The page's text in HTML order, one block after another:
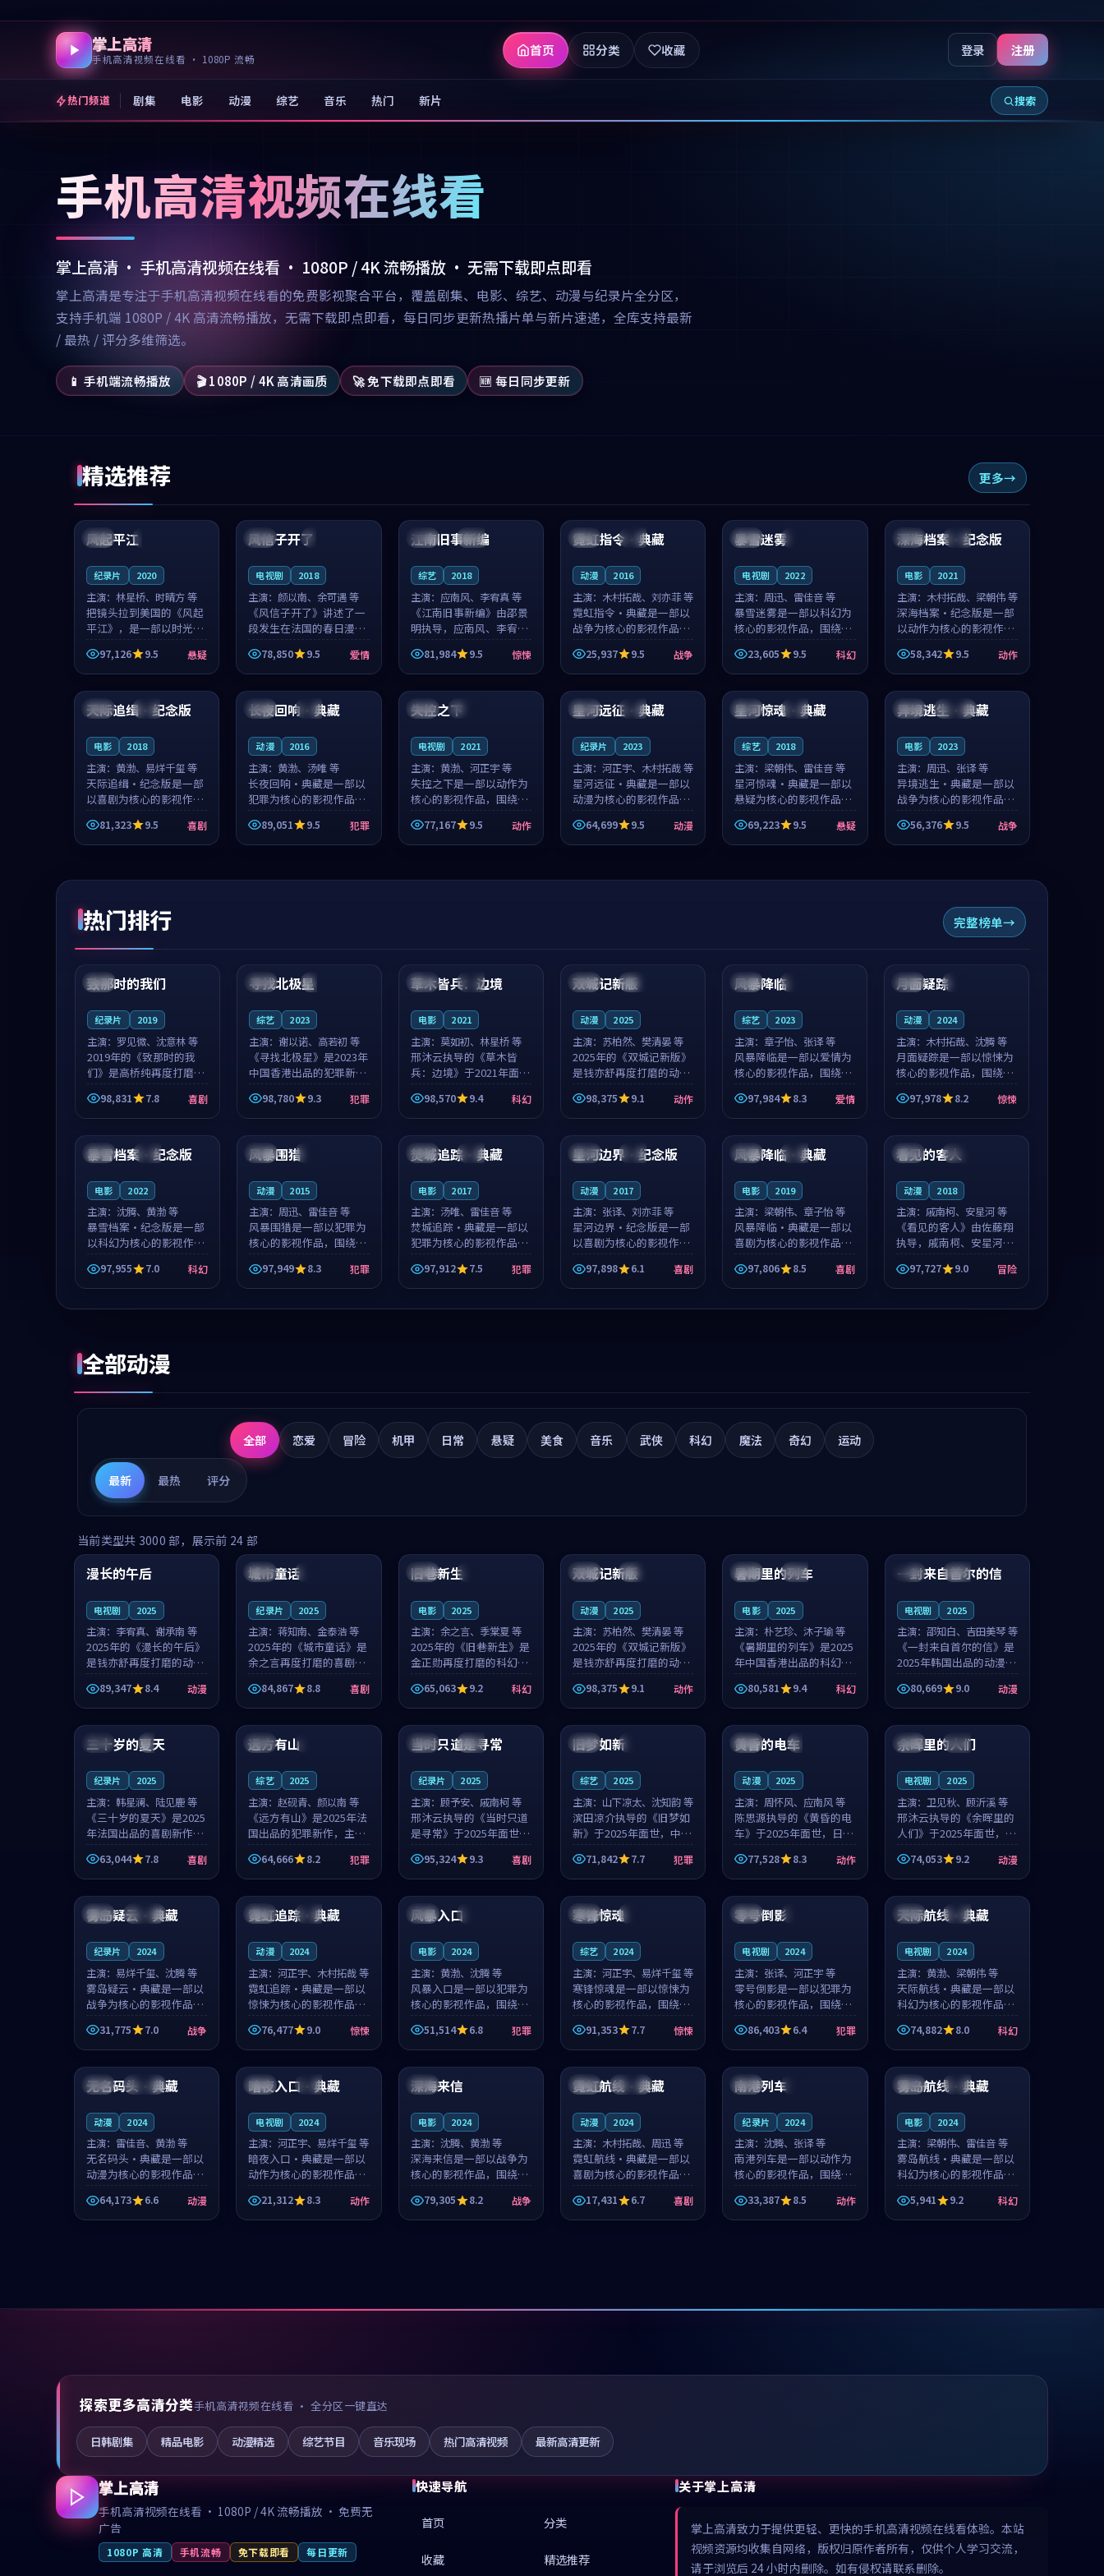
掌上高清
手机高清视频在线看 · 1080P 流畅
首页 分类 收藏 登录 注册
热门频道 剧集 电影 动漫 综艺 音乐 热门 新片 搜索
手机高清视频在线看
掌上高清 · 手机高清视频在线看 · 1080P / 4K 流畅播放 · 无需下载即点即看
掌上高清是专注于手机高清视频在线看的免费影视聚合平台，覆盖剧集、电影、综艺、动漫与纪录片全分区，
支持手机端 1080P / 4K 高清流畅播放，无需下载即点即看，每日同步更新热播片单与新片速递，全库支持最新
/ 最热 / 评分多维筛选。
📱 手机端流畅播放 🎬 1080P / 4K 高清画质 🚀 免下载即点即看 🆕 每日同步更新
精选推荐 更多
美国
99:07
风起平江
纪录片 2020
主演： 林星桥、时晴方 等
把镜头拉到美国的《风起
平江》，是一部以时光记
忆为底色的悬疑作品。林
星桥和时晴方贡献了2020
年颇受关注的合作演出，
影片在情感层次与现实质
感之间游...
97,126 9.5 悬疑
法国 4K
99:21
风信子开了
电视剧 2018
主演：颜以南、余可遇 等
《风信子开了》讲述了一
段发生在法国的春日漫步
故事。颜以南饰演的主角
与余可遇的角色因一场意
外卷入更深的纠葛，爱情
元素贯穿始终，节奏稳健
而富有张力，...
78,850 9.5 爱情
日本 院线
99:53
江南旧事新编
综艺 2018
主演： 应南风、李宥真 等
《江南旧事新编》由邵景
明执导，应南风、李宥真
领衔主演，是一部2018年
上映的日本惊悚综艺。影
片以邻里温情为切入，呈
现一段从初遇到告别都浸
着真实情...
81,984 9.5 惊悚
法国 杜比
99:31
霓虹指令·典藏
动漫 2016
主演： 木村拓哉、刘亦菲 等
霓虹指令·典藏是一部以
战争为核心的影视作品，
围绕危机、反转与人物成
长展开，整体节奏紧凑，
值得推荐观看。
25,937 9.5 战争
法国
99:57
暴雪迷雾
电视剧 2022
主演：周迅、雷佳音 等
暴雪迷雾是一部以科幻为
核心的影视作品，围绕危
机、反转与人物成长展
开，整体节奏紧凑，值得
推荐观看。
23,605 9.5 科幻
日本 完结
99:55
深海档案·纪念版
电影 2021
主演： 木村拓哉、梁朝伟 等
深海档案·纪念版是一部
以动作为核心的影视作
品，围绕危机、反转与人
物成长展开，整体节奏紧
凑，值得推荐观看。
58,342 9.5 动作
中国 院线
99:51
天际追缉·纪念版
电影 2018
主演： 黄渤、易烊千玺 等
天际追缉·纪念版是一部
以喜剧为核心的影视作
品，围绕危机、反转与人
物成长展开，整体节奏紧
凑，值得推荐观看。
81,323 9.5 喜剧
中国 完结
93:33
长夜回响·典藏
动漫 2016
主演：黄渤、汤唯 等
长夜回响·典藏是一部以
犯罪为核心的影视作品，
围绕危机、反转与人物成
长展开，整体节奏紧凑，
值得推荐观看。
89,051 9.5 犯罪
泰国 连载中
99:28
失控之下
电视剧 2021
主演： 黄渤、河正宇 等
失控之下是一部以动作为
核心的影视作品，围绕危
机、反转与人物成长展
开，整体节奏紧凑，值得
推荐观看。
77,167 9.5 动作
泰国 杜比
92:54
星河远征·典藏
纪录片 2023
主演： 河正宇、木村拓哉 等
星河远征·典藏是一部以
动漫为核心的影视作品，
围绕危机、反转与人物成
长展开，整体节奏紧凑，
值得推荐观看。
64,699 9.5 动漫
韩国 高分
99:32
星河惊魂·典藏
综艺 2018
主演： 梁朝伟、雷佳音 等
星河惊魂·典藏是一部以
悬疑为核心的影视作品，
围绕危机、反转与人物成
长展开，整体节奏紧凑，
值得推荐观看。
69,223 9.5 悬疑
泰国 连载中
99:53
异境逃生·典藏
电影 2023
主演： 周迅、张译 等
异境逃生·典藏是一部以
战争为核心的影视作品，
围绕危机、反转与人物成
长展开，整体节奏紧凑，
值得推荐观看。
56,376 9.5 战争
热门排行 完整榜单
中国 4K
99:22
致那时的我们
纪录片 2019
主演： 罗见微、沈意林 等
2019年的《致那时的我
们》是高桥纯再度打磨的
喜剧佳作。中国大陆的取
景与都市寓言的氛围相互
成就，罗见微与沈意林的
影片在悬念...
98,831 7.8 喜剧
中国 4K
99:18
寻找北极星
综艺 2023
主演： 谢以诺、高若初 等
《寻找北极星》是2023年
中国香港出品的犯罪新
作，主创团队希望用公路
冒险的故事让观众停下来
想一想。谢以诺领衔，高
柯的叙事节...
98,780 9.3 犯罪
泰国 独播
99:44
草木皆兵：边境
电影 2021
主演： 莫如初、林星桥 等
邢沐云执导的《草木皆
兵：边境》于2021年面
世，泰国的城市气质与校
园青春的人物心境共同构
筑了影片基调。莫如初、
整部科幻电影...
98,570 9.4 科幻
中国 独播
99:40
双城记新版
动漫 2025
主演： 苏柏然、樊清晏 等
2025年的《双城记新版》
是钱亦舒再度打磨的动作
佳作。中国大陆的取景与
沙漠探险的氛围相互成
就，苏柏然与樊清晏的对
片在悬念与...
98,375 9.1 动作
日本
99:12
风暴降临
综艺 2023
主演： 章子怡、张译 等
风暴降临是一部以爱情为
核心的影视作品，围绕危
机、反转与人物成长展
开，整体节奏紧凑，值得
推荐观看。
97,984 8.3 爱情
英国
99:11
月面疑踪
动漫 2024
主演： 木村拓哉、沈腾 等
月面疑踪是一部以惊悚为
核心的影视作品，围绕危
机、反转与人物成长展
开，整体节奏紧凑，值得
推荐观看。
97,978 8.2 惊悚
中国 杜比
99:07
暴雪档案·纪念版
电影 2022
主演： 沈腾、黄渤 等
暴雪档案·纪念版是一部
以科幻为核心的影视作
品，围绕危机、反转与人
物成长展开，整体节奏紧
凑，值得推荐观看。
97,955 7.0 科幻
泰国
99:52
风暴围猎
动漫 2015
主演： 周迅、雷佳音 等
风暴围猎是一部以犯罪为
核心的影视作品，围绕危
机、反转与人物成长展
开，整体节奏紧凑，值得
推荐观看。
97,949 8.3 犯罪
英国 热播
91:46
焚城追踪·典藏
电影 2017
主演： 汤唯、雷佳音 等
焚城追踪·典藏是一部以
犯罪为核心的影视作品，
围绕危机、反转与人物成
长展开，整体节奏紧凑，
值得推荐观看。
97,912 7.5 犯罪
中国 高分
99:46
星河边界·纪念版
动漫 2017
主演： 张译、刘亦菲 等
星河边界·纪念版是一部
以喜剧为核心的影视作
品，围绕危机、反转与人
物成长展开，整体节奏紧
凑，值得推荐观看。
97,898 6.1 喜剧
中国 院线
99:25
风暴降临·典藏
电影 2019
主演： 梁朝伟、章子怡 等
风暴降临·典藏是一部以
喜剧为核心的影视作品，
围绕危机、反转与人物成
长展开，整体节奏紧凑，
值得推荐观看。
97,806 8.5 喜剧
泰国 完结
99:05
看见的客人
动漫 2018
主演： 戚南柯、安星河 等
《看见的客人》由佐藤翔
执导，戚南柯、安星河领
衔主演，是一部2018年上
映的泰国冒险动漫。影片
以海岸抒情为切入，呈现
一段从初遇到告别都浸着
97,727 9.0 冒险
全部动漫
全部 恋爱 冒险 机甲 日常 悬疑 美食 音乐 武侠 科幻 魔法 奇幻 运动
最新 最热 评分
当前类型共 3000 部，展示前 24 部
中国 高分
99:16
漫长的午后
电视剧 2025
主演： 李宥真、谢承南 等
2025年的《漫长的午后》
是钱亦舒再度打磨的动漫
佳作。中国大陆的取景与
海岛日常的氛围相互成
就，李宥真与谢承南的对
手戏自然克制，让整部影
片在悬念与...
89,347 8.4 动漫
美国
城市童话
纪录片 2025
主演：蒋知南、金泰浩 等
2025年的《城市童话》是
余之言再度打磨的喜剧佳
作。美国的取景与历史战
争的氛围相互成就，蒋知
南与金泰浩的对手戏自然
克制，让整部影片在悬念
与温度之...
84,867 8.8 喜剧
英国
旧巷新生
电影 2025
主演： 余之言、季棠夏 等
2025年的《旧巷新生》是
金正勋再度打磨的科幻佳
作。英国的取景与雨夜物
语的氛围相互成就，余之
言与季棠夏的对手戏自然
克制，让整部影片在悬念
与温度之...
65,063 9.2 科幻
中国 独播
双城记新版
动漫 2025
主演： 苏柏然、樊清晏 等
2025年的《双城记新版》
是钱亦舒再度打磨的动作
佳作。中国大陆的取景与
沙漠探险的氛围相互成
就，苏柏然与樊清晏的对
手戏自然克制，让整部影
片在悬念与...
98,375 9.1 动作
中国 杜比
暑期里的列车
电影 2025
主演：朴艺珍、沐子瑜 等
《暑期里的列车》是2025
年中国香港出品的科幻新
作，主创团队希望用城市
夜归人的故事让观众停下
来想一想。朴艺珍领衔，
沐子瑜担任重要角色，郑
书延的叙...
80,581 9.4 科幻
韩国 热播
一封来自首尔的信
电视剧 2025
主演： 邵知白、吉田美琴 等
《一封来自首尔的信》是
2025年韩国出品的动漫新
作，主创团队希望用高考
往事的故事让观众停下来
想一想。邵知白领衔，吉
田美琴担任重要角色，谢
承南的叙...
80,669 9.0 动漫
法国 4K
99:12
三十岁的夏天
纪录片 2025
主演： 韩星澜、陆见鹿 等
《三十岁的夏天》是2025
年法国出品的喜剧新作，
主创团队希望用深夜电台
的故事让观众停下来想一
想。韩星澜领衔，陆见鹿
担任重要角色，山田纯一
的叙事节...
63,044 7.8 喜剧
法国
99:48
远方有山
综艺 2025
主演：赵砚青、颜以南 等
《远方有山》是2025年法
国出品的犯罪新作，主创
团队希望用高校追梦的故
事让观众停下来想一想。
赵砚青领衔，颜以南担任
重要角色，山田纯一的叙
事节奏一...
64,666 8.2 犯罪
泰国 杜比
99:32
当时只道是寻常
纪录片 2025
主演： 顾予安、戚南柯 等
邢沐云执导的《当时只道
是寻常》于2025年面世，
泰国的城市气质与母女情
深的人物心境共同构筑了
影片基调。顾予安、戚南
柯用细腻的表演撑起整部
喜剧电影...
95,324 9.3 喜剧
中国
99:08
旧梦如新
综艺 2025
主演： 山下凉太、沈知韵 等
滨田凉介执导的《旧梦如
新》于2025年面世，中国
台湾的城市气质与异国相
遇的人物心境共同构筑了
影片基调。山下凉太、沈
知韵用细腻的表演撑起整
部犯罪电...
71,842 7.7 犯罪
日本 4K
99:20
黄昏的电车
动漫 2025
主演：周怀风、应南风 等
陈思源执导的《黄昏的电
车》于2025年面世，日本
的城市气质与渔村故事的
人物心境共同构筑了影片
基调。周怀风、应南风用
细腻的表演撑起整部动作
电影，剧...
77,528 8.3 动作
泰国 完结
99:56
余晖里的人们
电视剧 2025
主演： 卫见秋、顾沂溪 等
邢沐云执导的《余晖里的
人们》于2025年面世，泰
国的城市气质与小镇生活
的人物心境共同构筑了影
片基调。卫见秋、顾沂溪
用细腻的表演撑起整部动
漫电影，...
74,053 9.2 动漫
中国 连载中
96:28
雾岛疑云·典藏
纪录片 2024
主演： 易烊千玺、沈腾 等
雾岛疑云·典藏是一部以
战争为核心的影视作品，
围绕危机、反转与人物成
长展开，整体节奏紧凑，
值得推荐观看。
31,775 7.0 战争
美国 热播
99:30
霓虹追踪·典藏
动漫 2024
主演：河正宇、木村拓哉 等
霓虹追踪·典藏是一部以
惊悚为核心的影视作品，
围绕危机、反转与人物成
长展开，整体节奏紧凑，
值得推荐观看。
76,477 9.0 惊悚
英国
99:48
风暴入口
电影 2024
主演： 黄渤、沈腾 等
风暴入口是一部以犯罪为
核心的影视作品，围绕危
机、反转与人物成长展
开，整体节奏紧凑，值得
推荐观看。
51,514 6.8 犯罪
中国
98:49
寒锋惊魂
综艺 2024
主演： 河正宇、易烊千玺 等
寒锋惊魂是一部以惊悚为
核心的影视作品，围绕危
机、反转与人物成长展
开，整体节奏紧凑，值得
推荐观看。
91,353 7.7 惊悚
韩国
99:06
零号倒影
电视剧 2024
主演： 张译、河正宇 等
零号倒影是一部以犯罪为
核心的影视作品，围绕危
机、反转与人物成长展
开，整体节奏紧凑，值得
推荐观看。
86,403 6.4 犯罪
中国 热播
99:40
天际航线·典藏
电视剧 2024
主演： 黄渤、梁朝伟 等
天际航线·典藏是一部以
科幻为核心的影视作品，
围绕危机、反转与人物成
长展开，整体节奏紧凑，
值得推荐观看。
74,882 8.0 科幻
中国 连载中
99:37
无名码头·典藏
动漫 2024
主演： 雷佳音、黄渤 等
无名码头·典藏是一部以
动漫为核心的影视作品，
围绕危机、反转与人物成
长展开，整体节奏紧凑，
值得推荐观看。
64,173 6.6 动漫
美国 杜比
99:25
暗夜入口·典藏
电视剧 2024
主演：河正宇、易烊千玺 等
暗夜入口·典藏是一部以
动作为核心的影视作品，
围绕危机、反转与人物成
长展开，整体节奏紧凑，
值得推荐观看。
21,312 8.3 动作
泰国
99:22
深海来信
电影 2024
主演： 沈腾、黄渤 等
深海来信是一部以战争为
核心的影视作品，围绕危
机、反转与人物成长展
开，整体节奏紧凑，值得
推荐观看。
79,305 8.2 战争
英国 连载中
99:33
霓虹航线·典藏
动漫 2024
主演： 木村拓哉、周迅 等
霓虹航线·典藏是一部以
喜剧为核心的影视作品，
围绕危机、反转与人物成
长展开，整体节奏紧凑，
值得推荐观看。
17,431 6.7 喜剧
法国
99:24
南港列车
纪录片 2024
主演：沈腾、张译 等
南港列车是一部以动作为
核心的影视作品，围绕危
机、反转与人物成长展
开，整体节奏紧凑，值得
推荐观看。
33,387 8.5 动作
日本 杜比
89:52
雾岛航线·典藏
电影 2024
主演： 梁朝伟、雷佳音 等
雾岛航线·典藏是一部以
科幻为核心的影视作品，
围绕危机、反转与人物成
长展开，整体节奏紧凑，
值得推荐观看。
5,941 9.2 科幻
探索更多高清分类手机高清视频在线看 · 全分区一键直达
日韩剧集 精品电影 动漫精选 综艺节目 音乐现场 热门高清视频 最新高清更新
掌上高清
手机高清视频在线看 · 1080P / 4K 流畅播放 · 免费无
广告
1080P 高清 手机流畅 免下载即看 每日更新
快速导航
首页 分类
收藏 精选推荐
关于掌上高清
掌上高清致力于提供更轻、更快的手机高清视频在线看体验。本站
视频资源均收集自网络，版权归原作者所有，仅供个人学习交流，
请于浏览后 24 小时内删除。如有侵权请联系删除。